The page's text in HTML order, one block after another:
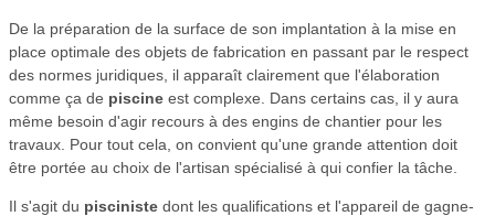
De la préparation de la surface de son implantation à la mise en
place optimale des objets de fabrication en passant par le respect
des normes juridiques, il apparaît clairement que l'élaboration
comme ça de piscine est complexe. Dans certains cas, il y aura
même besoin d'agir recours à des engins de chantier pour les
travaux. Pour tout cela, on convient qu'une grande attention doit
être portée au choix de l'artisan spécialisé à qui confier la tâche.
Il s'agit du pisciniste dont les qualifications et l'appareil de gagne-